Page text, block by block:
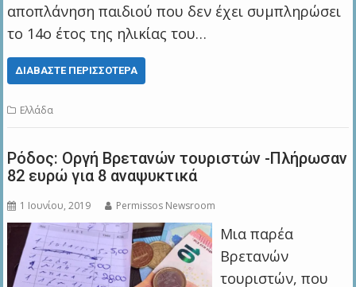
αποπλάνηση παιδιού που δεν έχει συμπληρώσει
το 14ο έτος της ηλικίας του…
ΔΙΑΒΆΣΤΕ ΠΕΡΙΣΣΌΤΕΡΑ
Ελλάδα
Ρόδος: Οργή Βρετανών τουριστών -Πλήρωσαν
82 ευρώ για 8 αναψυκτικά
1 Ιουνίου, 2019 Permissos Newsroom
Μια παρέα
Βρετανών
τουριστών, που